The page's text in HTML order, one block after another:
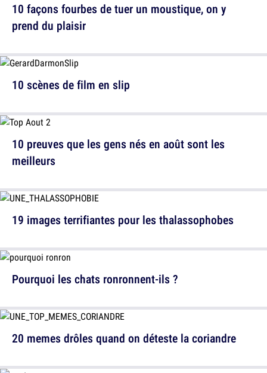
10 scènes de film en slip
19 images terrifiantes pour les thalassophobes
20 memes drôles quand on déteste la coriandre
10 façons fourbes de tuer un moustique, on y
prend du plaisir
10 preuves que les gens nés en août sont les
meilleurs
Pourquoi les chats ronronnent-ils ?